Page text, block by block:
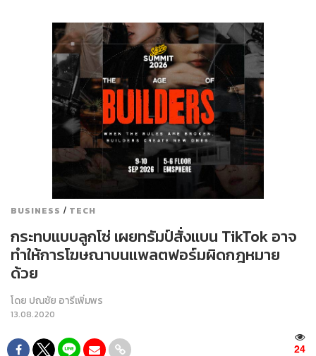
BUSINESS / TECH
กระทบแบบลูกโซ่ เผยทรัมป์สั่งแบน TikTok อาจ
ทำให้การโฆษณาบนแพลตฟอร์มผิดกฎหมาย
ด้วย
โดย ปณชัย อารีเพิ่มพร
13.08.2020
24